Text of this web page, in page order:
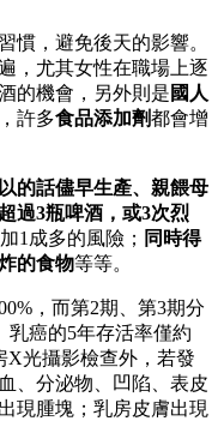
慣，避免後天的影響。
，尤其女性在職場上逐
的機會，另外則是 國人
許多食品添加劑都會增
的話儘早生產、親餵母
過3瓶啤酒，或3次烈
1成多的風險； 同時得
的食物等等。
，而第2期、第3期分
乳癌的5年存活率僅約
X光攝影檢查外，若發
、分泌物、凹陷、表皮
現腫塊；乳房皮膚出現